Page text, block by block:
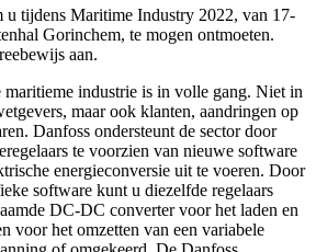
u tijdens Maritime Industry 2022, van 17-
Gorinchem, te mogen ontmoeten.
aan.
industrie is in volle gang. Niet in
maar ook klanten, aandringen op
Danfoss ondersteunt de sector door
te voorzien van nieuwe software
energieconversie uit te voeren. Door
software kunt u diezelfde regelaars
DC-DC converter voor het laden en
voor het omzetten van een variabele